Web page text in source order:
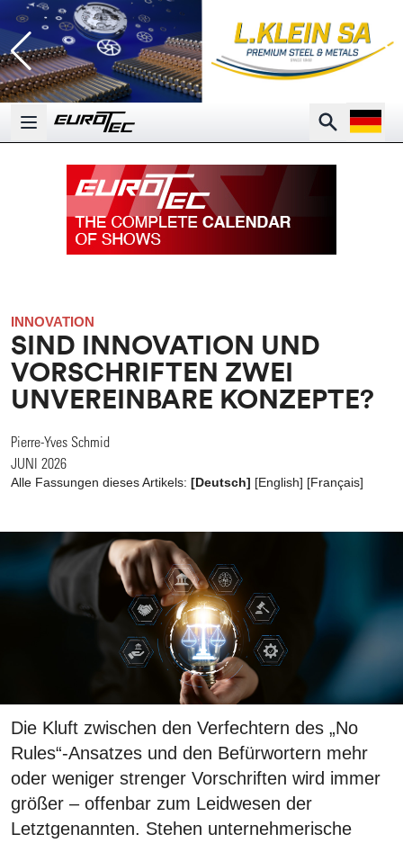
Open main menu
Search
Open
INNOVATION
SIND INNOVATION UND
VORSCHRIFTEN ZWEI
UNVEREINBARE KONZEPTE?
Pierre-Yves Schmid
JUNI 2026
Alle Fassungen dieses Artikels: [Deutsch] [English] [Français]
Die Kluft zwischen den Verfechtern des „No
Rules“-Ansatzes und den Befürwortern mehr
oder weniger strenger Vorschriften wird immer
größer – offenbar zum Leidwesen der
Letztgenannten. Stehen unternehmerische